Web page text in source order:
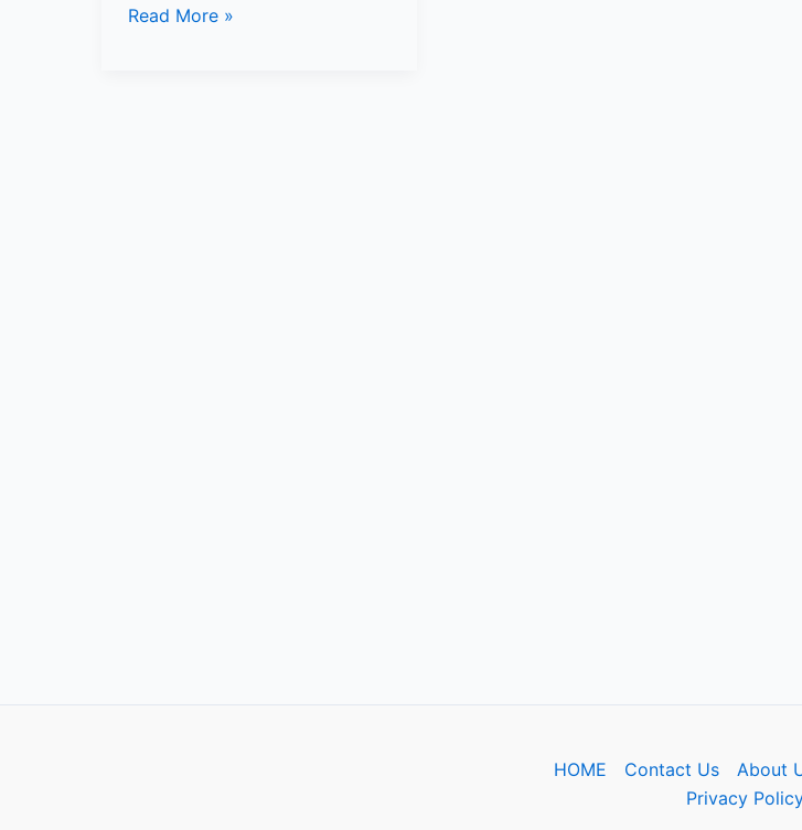
10+
Read More »
HOME Contact Us About
Privacy